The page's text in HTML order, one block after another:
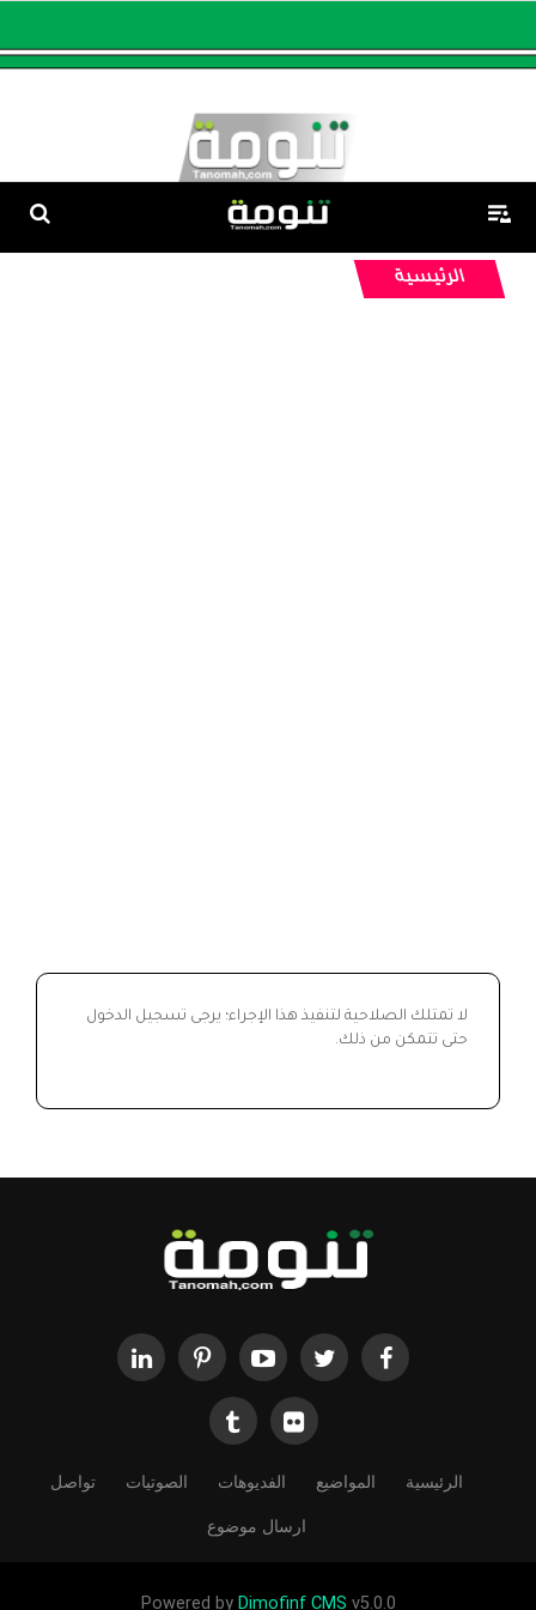
الرئيسية
لا تمتلك الصلاحية لتنفيذ هذا الإجراء؛ يرجى تسجيل الدخول
حتى تتمكن من ذلك.
الرئيسية المواضيع الفديوهات الصوتيات تواصل
ارسال موضوع
Powered by Dimofinf CMS v5.0.0